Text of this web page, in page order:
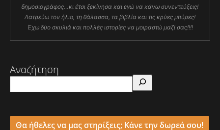
δημοσιογράφος…κι έτσι ξεκίνησα και εγώ να κάνω συνεντεύξεις!
Λατρεύω τον ήλιο, τη θάλασσα, τα βιβλία και τις κρύες μπύρες!
Έχω δύο σκυλιά και πολλές ιστορίες να μοιραστώ μαζί σας!!!!
Αναζήτηση
Θα ήθελες να μας στηρίξεις; Κάνε την δωρεά σου!